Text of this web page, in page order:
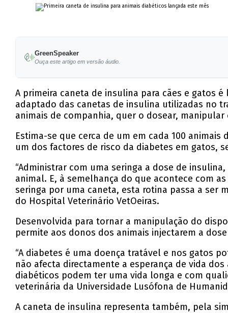
GreenSpeaker
Ouça este artigo em versão áudio.
A primeira caneta de insulina para cães e gatos
adaptado das canetas de insulina utilizadas no
animais de companhia, quer o dosear,
Estima-se que cerca de um em cada 100
um dos factores de risco da diabetes em gatos,
“Administrar com uma seringa a dose de
animal. E, à semelhança do que acontece com
seringa por uma caneta, esta rotina passa a ser
do Hospital Veterinário VetOeiras.
Desenvolvida para tornar a manipulação do
permite aos donos dos animais injectarem a
“A diabetes é uma doença tratável e nos gatos
não afecta directamente a esperança de vida
diabéticos podem ter uma vida longa e com
veterinária da Universidade Lusófona de
A caneta de insulina representa também, pela